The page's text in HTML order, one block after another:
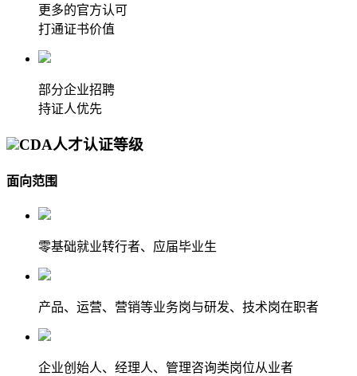
更多的官方认可
打通证书价值
部分企业招聘
持证人优先
CDA人才认证等级
面向范围
零基础就业转行者、应届毕业生
产品、运营、营销等业务岗与研发、技术岗在职者
企业创始人、经理人、管理咨询类岗位从业者